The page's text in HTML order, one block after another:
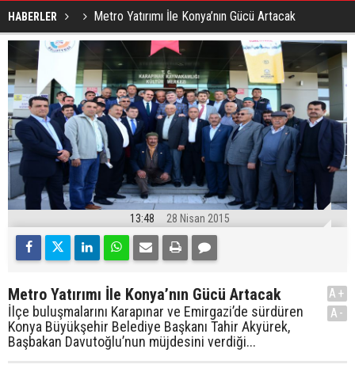
HABERLER Metro Yatırımı İle Konya’nın Gücü Artacak
13:48 28 Nisan 2015
Metro Yatırımı İle Konya’nın Gücü Artacak
İlçe buluşmalarını Karapınar ve Emirgazi’de sürdüren
Konya Büyükşehir Belediye Başkanı Tahir Akyürek,
Başbakan Davutoğlu’nun müjdesini verdiği...
A+
A-